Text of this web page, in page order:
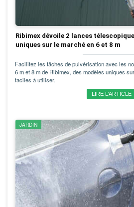
Ribimex dévoile 2 lances
uniques sur le marché en 6 et 8 m
Facilitez les tâches de pulvérisation avec les
6 m et 8 m de Ribimex, des modèles uniques
faciles à utiliser.
LIRE L’ARTICLE
JARDIN